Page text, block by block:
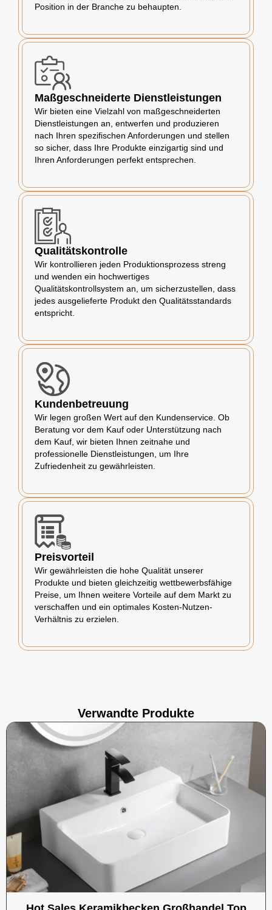
Position in der Branche zu behaupten.
Maßgeschneiderte Dienstleistungen
Wir bieten eine Vielzahl von maßgeschneiderten
Dienstleistungen an, entwerfen und produzieren
nach Ihren spezifischen Anforderungen und stellen
so sicher, dass Ihre Produkte einzigartig sind und
Ihren Anforderungen perfekt entsprechen.
Qualitätskontrolle
Wir kontrollieren jeden Produktionsprozess streng
und wenden ein hochwertiges
Qualitätskontrollsystem an, um sicherzustellen, dass
jedes ausgelieferte Produkt den Qualitätsstandards
entspricht.
Kundenbetreuung
Wir legen großen Wert auf den Kundenservice. Ob
Beratung vor dem Kauf oder Unterstützung nach
dem Kauf, wir bieten Ihnen zeitnahe und
professionelle Dienstleistungen, um Ihre
Zufriedenheit zu gewährleisten.
Preisvorteil
Wir gewährleisten die hohe Qualität unserer
Produkte und bieten gleichzeitig wettbewerbsfähige
Preise, um Ihnen weitere Vorteile auf dem Markt zu
verschaffen und ein optimales Kosten-Nutzen-
Verhältnis zu erzielen.
Verwandte Produkte